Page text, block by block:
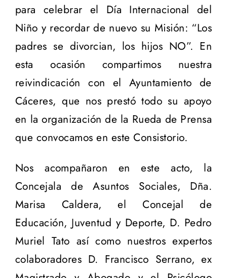
para celebrar el Día Internacional del
Niño y recordar de nuevo su Misión: “Los
padres se divorcian, los hijos NO”. En
esta ocasión compartimos nuestra
reivindicación con el Ayuntamiento de
Cáceres, que nos prestó todo su apoyo
en la organización de la Rueda de Prensa
que convocamos en este Consistorio.
Nos acompañaron en este acto, la
Concejala de Asuntos Sociales, Dña.
Marisa Caldera, el Concejal de
Educación, Juventud y Deporte, D. Pedro
Muriel Tato así como nuestros expertos
colaboradores D. Francisco Serrano, ex